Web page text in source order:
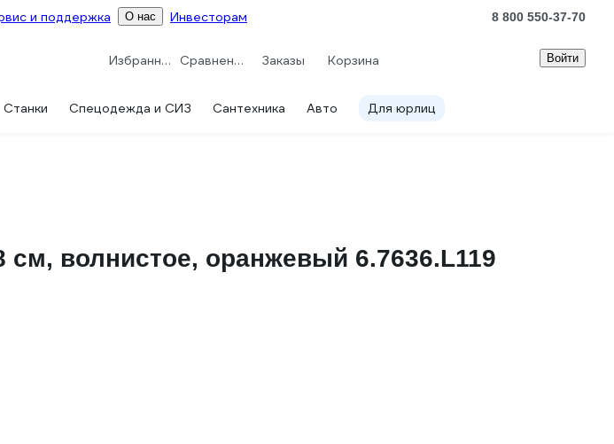
и поддержка О нас Инвесторам 8 800 550-37-70
Избранное Сравнение Заказы Корзина Войти
Станки Спецодежда и СИЗ Сантехника Авто Для юрлиц
волнистое, оранжевый 6.7636.L119